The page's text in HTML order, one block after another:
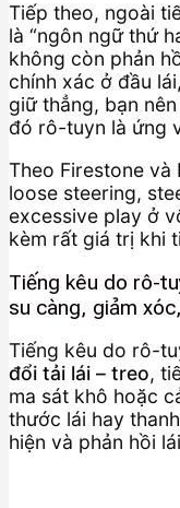
Tiếp theo, ngoài
là “ngôn ngữ thứ
không còn phản
chính xác ở đầu
giữ thẳng, bạn
đó rô-tuyn là ứng
Theo Firestone và
loose steering,
excessive play ở
kèm rất giá trị khi
Tiếng kêu do rô-
su càng, giảm
Tiếng kêu do rô-
đổi tải lái – treo,
ma sát khô hoặc
thước lái hay
hiện và phản hồi